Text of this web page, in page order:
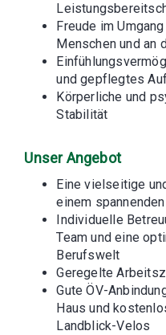
Freude im
Menschen und an
und gepflegtes
Körperliche und
Stabilität
Unser Angebot
Eine vielseitige
einem
Individuelle
Team und eine
Berufswelt
Geregelte
Gute ÖV-
Haus und
Landblick-Velos